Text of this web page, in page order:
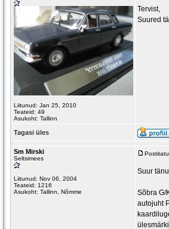
Liitunud: Jan 25, 2010
Teateid: 49
Asukoht: Tallinn
Tervist,
Suured
Tagasi üles
Sm Mirski
Seltsimees
Liitunud: Nov 06, 2004
Teateid: 1216
Asukoht: Tallinn, Nõmme
Suur
Sõbra G/
autojuht